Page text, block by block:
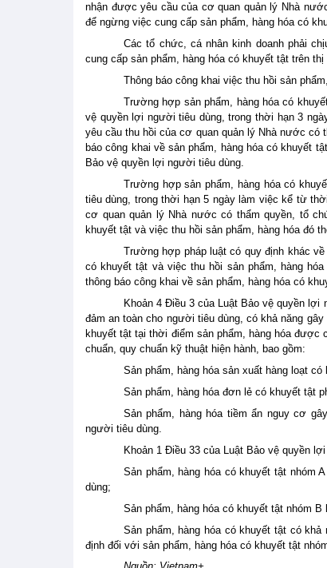
nhận được yêu cầu của cơ quan quản lý Nhà
để ngừng việc cung cấp sản phẩm, hàng hóa có
Các tổ chức, cá nhân kinh doanh phải
cung cấp sản phẩm, hàng hóa có khuyết tật trên
Thông báo công khai việc thu hồi sản
Trường hợp sản phẩm, hàng hóa có
vệ quyền lợi người tiêu dùng, trong thời hạn 3
yêu cầu thu hồi của cơ quan quản lý Nhà nước có
báo công khai về sản phẩm, hàng hóa có khuyết
Bảo vệ quyền lợi người tiêu dùng.
Trường hợp sản phẩm, hàng hóa có
tiêu dùng, trong thời hạn 5 ngày làm việc kể từ
cơ quan quản lý Nhà nước có thẩm quyền, tổ
khuyết tật và việc thu hồi sản phẩm, hàng hóa đó
Trường hợp pháp luật có quy định khác
có khuyết tật và việc thu hồi sản phẩm, hàng
thông báo công khai về sản phẩm, hàng hóa có
Khoản 4 Điều 3 của Luật Bảo vệ quyền lợi
đảm an toàn cho người tiêu dùng, có khả năng
khuyết tật tại thời điểm sản phẩm, hàng hóa được
chuẩn, quy chuẩn kỹ thuật hiện hành, bao gồm:
Sản phẩm, hàng hóa sản xuất hàng loạt
Sản phẩm, hàng hóa đơn lẻ có khuyết tật
Sản phẩm, hàng hóa tiềm ẩn nguy cơ
người tiêu dùng.
Khoản 1 Điều 33 của Luật Bảo vệ quyền
Sản phẩm, hàng hóa có khuyết tật nhóm
dùng;
Sản phẩm, hàng hóa có khuyết tật nhóm
Sản phẩm, hàng hóa có khuyết tật có
định đối với sản phẩm, hàng hóa có khuyết tật